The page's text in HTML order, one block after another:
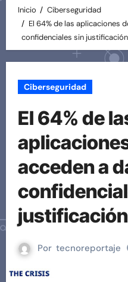
Inicio
Ciberseguridad
El 64% de las aplicaciones
confidenciales sin
Ciberseguridad
El 64% de
acceden a
Por tecnoreportaje